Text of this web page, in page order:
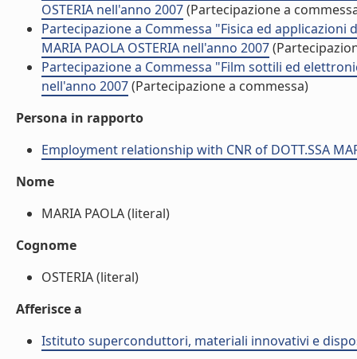
OSTERIA nell'anno 2007(Partecipazione a
Partecipazione a Commessa "Fisica ed applicazioni
MARIA PAOLA OSTERIA nell'anno 2007
Partecipazione a Commessa "Film sottili ed
nell'anno 2007(Partecipazione a commessa)
Persona in rapporto
Employment relationship with CNR of DOTT.SSA
Nome
MARIA PAOLA (literal)
Cognome
OSTERIA (literal)
Afferisce a
Istituto superconduttori, materiali innovativi e